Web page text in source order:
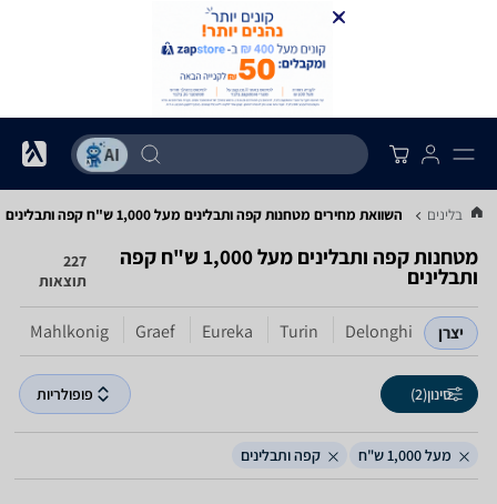
ותבלינים השוואת מחירים מטחנות קפה ותבלינים ‏מעל 1,000 ‏ש"ח ‏קפה ותבלינים
מטחנות קפה ותבלינים ‏מעל 1,000 ‏ש"ח ‏קפה
ותבלינים
227
תוצאות
יצרן Delonghi
Turin
Eureka
Graef
Mahlkonig
סינון(2) פופולריות
מעל 1,000 ש"ח קפה ותבלינים